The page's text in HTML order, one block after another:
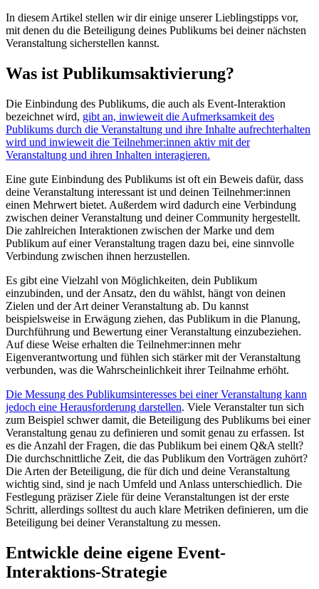
In diesem Artikel stellen wir dir einige unserer Lieblingstipps vor,
mit denen du die Beteiligung deines Publikums bei deiner nächsten
Veranstaltung sicherstellen kannst.
Was ist Publikumsaktivierung?
Die Einbindung des Publikums, die auch als Event-Interaktion
bezeichnet wird, gibt an, inwieweit die Aufmerksamkeit des
Publikums durch die Veranstaltung und ihre Inhalte aufrechterhalten
wird und inwieweit die Teilnehmer:innen aktiv mit der
Veranstaltung und ihren Inhalten interagieren.
Eine gute Einbindung des Publikums ist oft ein Beweis dafür, dass
deine Veranstaltung interessant ist und deinen Teilnehmer:innen
einen Mehrwert bietet. Außerdem wird dadurch eine Verbindung
zwischen deiner Veranstaltung und deiner Community hergestellt.
Die zahlreichen Interaktionen zwischen der Marke und dem
Publikum auf einer Veranstaltung tragen dazu bei, eine sinnvolle
Verbindung zwischen ihnen herzustellen.
Es gibt eine Vielzahl von Möglichkeiten, dein Publikum
einzubinden, und der Ansatz, den du wählst, hängt von deinen
Zielen und der Art deiner Veranstaltung ab. Du kannst
beispielsweise in Erwägung ziehen, das Publikum in die Planung,
Durchführung und Bewertung einer Veranstaltung einzubeziehen.
Auf diese Weise erhalten die Teilnehmer:innen mehr
Eigenverantwortung und fühlen sich stärker mit der Veranstaltung
verbunden, was die Wahrscheinlichkeit ihrer Teilnahme erhöht.
Die Messung des Publikumsinteresses bei einer Veranstaltung kann
jedoch eine Herausforderung darstellen. Viele Veranstalter tun sich
zum Beispiel schwer damit, die Beteiligung des Publikums bei einer
Veranstaltung genau zu definieren und somit genau zu erfassen. Ist
es die Anzahl der Fragen, die das Publikum bei einem Q&A stellt?
Die durchschnittliche Zeit, die das Publikum den Vorträgen zuhört?
Die Arten der Beteiligung, die für dich und deine Veranstaltung
wichtig sind, sind je nach Umfeld und Anlass unterschiedlich. Die
Festlegung präziser Ziele für deine Veranstaltungen ist der erste
Schritt, allerdings solltest du auch klare Metriken definieren, um die
Beteiligung bei deiner Veranstaltung zu messen.
Entwickle deine eigene Event-
Interaktions-Strategie